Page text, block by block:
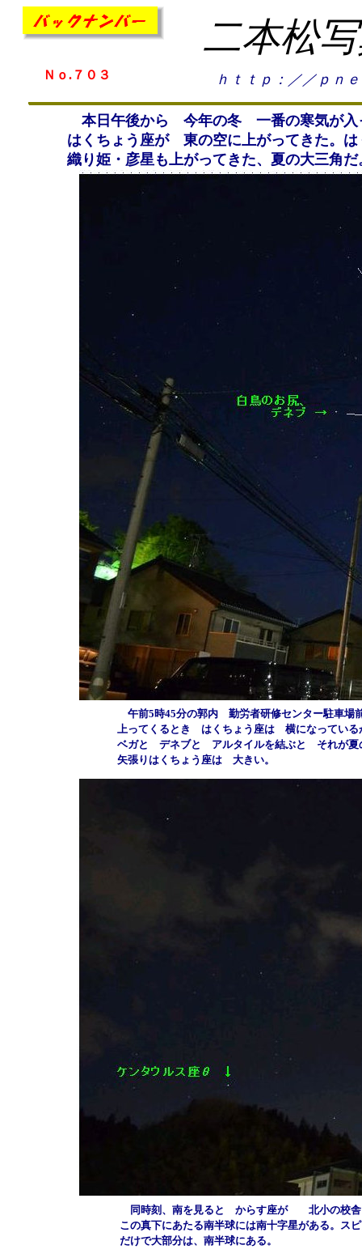
二本松
Ｎｏ.７０３ ｈｔｔｐ：／／ｐｎ
本日午後から 今年の冬 一番の寒気が入
はくちょう座が 東の空に上がってきた。は
織り姫・彦星も上がってきた、夏の大三角
午前5時45分の郭内 勤労者研修センター駐車
上ってくるとき はくちょう座は 横になっている
ベガと デネブと アルタイルを結ぶと それが夏
矢張りはくちょう座は 大きい。
同時刻、南を見ると からす座が 北小の校舎
この真下にあたる南半球には南十字星がある。ス
だけで大部分は、南半球にある。